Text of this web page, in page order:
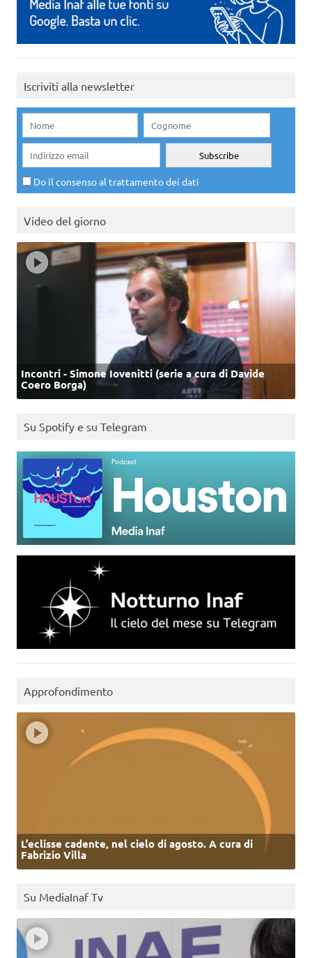
Iscriviti alla newsletter
Do il consenso al trattamento dei dati
Video del giorno
Incontri - Simone Iovenitti (serie a cura di Davide
Coero Borga)
Su Spotify e su Telegram
Approfondimento
L’eclisse cadente, nel cielo di agosto. A cura di
Fabrizio Villa
Su MediaInaf Tv